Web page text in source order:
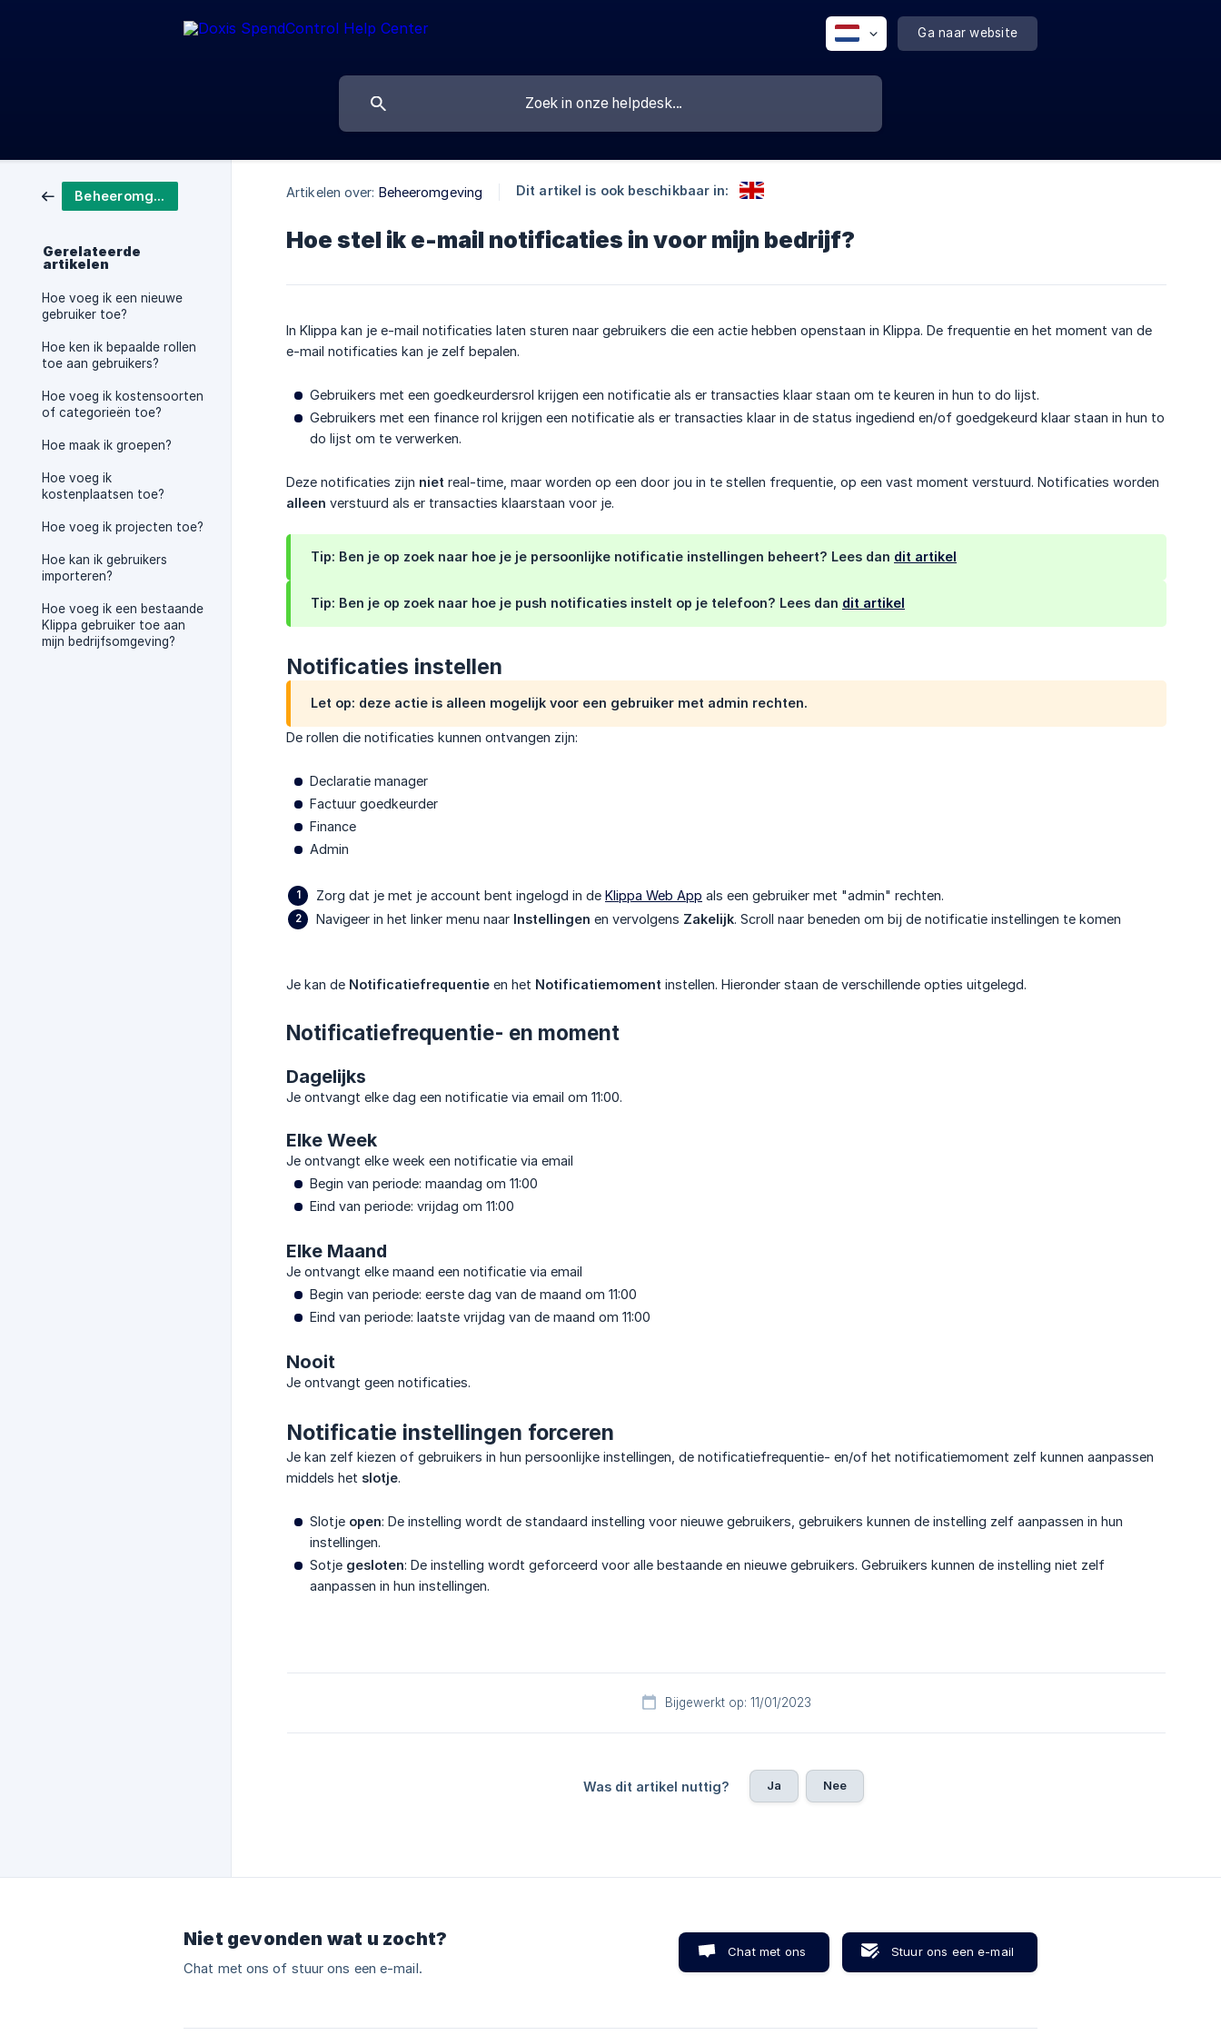
Ga naar website
Beheeromgeving
Gerelateerde
artikelen
Hoe voeg ik een nieuwe
gebruiker toe?
Hoe ken ik bepaalde rollen
toe aan gebruikers?
Hoe voeg ik kostensoorten
of categorieën toe?
Hoe maak ik groepen?
Hoe voeg ik
kostenplaatsen toe?
Hoe voeg ik projecten toe?
Hoe kan ik gebruikers
importeren?
Hoe voeg ik een bestaande
Klippa gebruiker toe aan
mijn bedrijfsomgeving?
Artikelen over: Beheeromgeving Dit artikel is ook beschikbaar in:
Hoe stel ik e-mail notificaties in voor mijn bedrijf?
In Klippa kan je e-mail notificaties laten sturen naar gebruikers die een actie hebben openstaan in Klippa. De frequentie en het moment van de
e-mail notificaties kan je zelf bepalen.
Gebruikers met een goedkeurdersrol krijgen een notificatie als er transacties klaar staan om te keuren in hun to do lijst.
Gebruikers met een finance rol krijgen een notificatie als er transacties klaar in de status ingediend en/of goedgekeurd klaar staan in hun to
do lijst om te verwerken.
Deze notificaties zijn niet real-time, maar worden op een door jou in te stellen frequentie, op een vast moment verstuurd. Notificaties worden
alleen verstuurd als er transacties klaarstaan voor je.
Tip: Ben je op zoek naar hoe je je persoonlijke notificatie instellingen beheert? Lees dan dit artikel
Tip: Ben je op zoek naar hoe je push notificaties instelt op je telefoon? Lees dan dit artikel
Notificaties instellen
Let op: deze actie is alleen mogelijk voor een gebruiker met admin rechten.
De rollen die notificaties kunnen ontvangen zijn:
Declaratie manager
Factuur goedkeurder
Finance
Admin
Zorg dat je met je account bent ingelogd in de Klippa Web App als een gebruiker met "admin" rechten.
Navigeer in het linker menu naar Instellingen en vervolgens Zakelijk. Scroll naar beneden om bij de notificatie instellingen te komen
Je kan de Notificatiefrequentie en het Notificatiemoment instellen. Hieronder staan de verschillende opties uitgelegd.
Notificatiefrequentie- en moment
Dagelijks
Je ontvangt elke dag een notificatie via email om 11:00.
Elke Week
Je ontvangt elke week een notificatie via email
Begin van periode: maandag om 11:00
Eind van periode: vrijdag om 11:00
Elke Maand
Je ontvangt elke maand een notificatie via email
Begin van periode: eerste dag van de maand om 11:00
Eind van periode: laatste vrijdag van de maand om 11:00
Nooit
Je ontvangt geen notificaties.
Notificatie instellingen forceren
Je kan zelf kiezen of gebruikers in hun persoonlijke instellingen, de notificatiefrequentie- en/of het notificatiemoment zelf kunnen aanpassen
middels het slotje.
Slotje open: De instelling wordt de standaard instelling voor nieuwe gebruikers, gebruikers kunnen de instelling zelf aanpassen in hun
instellingen.
Sotje gesloten: De instelling wordt geforceerd voor alle bestaande en nieuwe gebruikers. Gebruikers kunnen de instelling niet zelf
aanpassen in hun instellingen.
Bijgewerkt op: 11/01/2023
Was dit artikel nuttig? Ja Nee
Niet gevonden wat u zocht?
Chat met ons of stuur ons een e-mail.
Chat met ons Stuur ons een e-mail